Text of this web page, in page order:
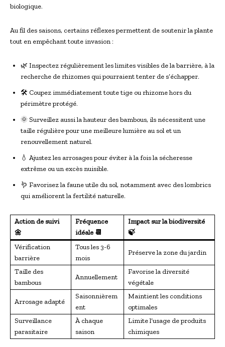
biologique.
Au fil des saisons, certains réflexes permettent de soutenir la plante
tout en empêchant toute invasion :
🌿 Inspectez régulièrement les limites visibles de la barrière, à la
recherche de rhizomes qui pourraient tenter de s’échapper.
🛠 Coupez immédiatement toute tige ou rhizome hors du
périmètre protégé.
🌞 Surveillez aussi la hauteur des bambous, ils nécessitent une
taille régulière pour une meilleure lumière au sol et un
renouvellement naturel.
💧 Ajustez les arrosages pour éviter à la fois la sécheresse
extrême ou un excès nuisible.
🪱 Favorisez la faune utile du sol, notamment avec des lombrics
qui améliorent la fertilité naturelle.
Action de suivi
🌼
Fréquence
idéale 📆
Impact sur la biodiversité
🍃
Vérification
barrière
Tous les 3-6
mois
Préserve la zone du jardin
Taille des
bambous
Annuellement
Favorise la diversité
végétale
Arrosage adapté
Saisonnièrem
ent
Maintient les conditions
optimales
Surveillance
parasitaire
À chaque
saison
Limite l’usage de produits
chimiques